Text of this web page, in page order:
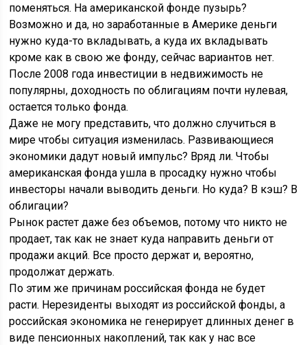
поменяться. На американской фонде пузырь?
Возможно и да, но заработанные в Америке деньги
нужно куда-то вкладывать, а куда их вкладывать
кроме как в свою же фонду, сейчас вариантов нет.
После 2008 года инвестиции в недвижимость не
популярны, доходность по облигациям почти нулевая,
остается только фонда.
Даже не могу представить, что должно случиться в
мире чтобы ситуация изменилась. Развивающиеся
экономики дадут новый импульс? Вряд ли. Чтобы
американская фонда ушла в просадку нужно чтобы
инвесторы начали выводить деньги. Но куда? В кэш? В
облигации?
Рынок растет даже без объемов, потому что никто не
продает, так как не знает куда направить деньги от
продажи акций. Все просто держат и, вероятно,
продолжат держать.
По этим же причинам российская фонда не будет
расти. Нерезиденты выходят из российской фонды, а
российская экономика не генерирует длинных денег в
виде пенсионных накоплений, так как у нас все